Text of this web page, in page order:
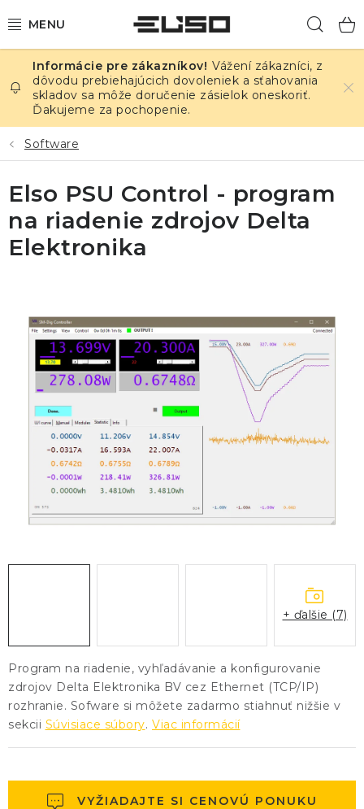
na
ELEKTRINA
TEPLOTA A VLHKOSŤ
TLAK A ÚNIKY
ZÁZNAMNÍKY
KALIBRÁCIA
OSTATNÉ
KONTAKTY
BLOG
ZNAČKY
Obchodné podmienky GDPR
Vážení zákazníci, z
dôvodu prebiehajúcich dovoleniek a sťahovania
skladov sa môže doručenie zásielok oneskoriť.
Ďakujeme za pochopenie.
Software
Program na riadenie, vyhľadávanie a konfigurovanie
zdrojov Delta Elektronika BV cez Ethernet (TCP/IP)
rozhranie. Sofware si môžete zadarmo stiahnuť nižšie v
sekcii Súvisiace súbory. Viac informácií
VYŽIADAJTE SI CENOVÚ PONUKU
Elso PSU Control - program
na riadenie zdrojov Delta
Elektronika
+ ďalšie (7)